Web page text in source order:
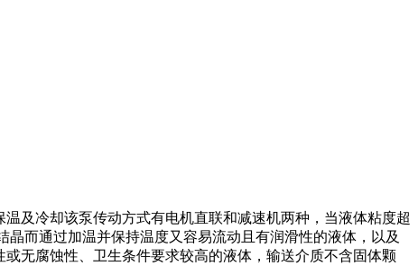
及冷却该泵传动方式有电机直联和减速机两种，当液体粘度超
而通过加温并保持温度又容易流动且有润滑性的液体，以及
无腐蚀性、卫生条件要求较高的液体，输送介质不含固体颗